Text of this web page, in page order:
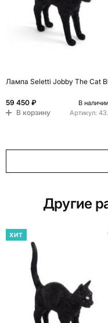
Лампа Seletti Jobby The Cat
59 450 ₽ В
В корзину Артикул:
Другие
ХИТ